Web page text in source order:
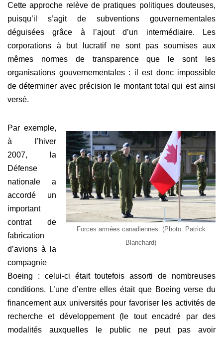
Cette approche relève de pratiques politiques douteuses,
puisqu’il s’agit de subventions gouvernementales
déguisées grâce à l’ajout d’un intermédiaire. Les
corporations à but lucratif ne sont pas soumises aux
mêmes normes de transparence que le sont les
organisations gouvernementales : il est donc impossible
de déterminer avec précision le montant total qui est ainsi
versé.
Forces armées canadiennes. (Photo: Patrick
Blanchard)
Par exemple,
à l’hiver
2007, la
Défense
nationale a
accordé un
important
contrat de
fabrication
d’avions à la
compagnie
Boeing : celui-ci était toutefois assorti de nombreuses
conditions. L’une d’entre elles était que Boeing verse du
financement aux universités pour favoriser les activités de
recherche et développement (le tout encadré par des
modalités auxquelles le public ne peut pas avoir